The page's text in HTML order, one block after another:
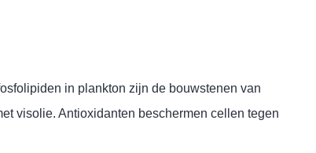
in plankton zijn de bouwstenen van
visolie. Antioxidanten beschermen cellen tegen